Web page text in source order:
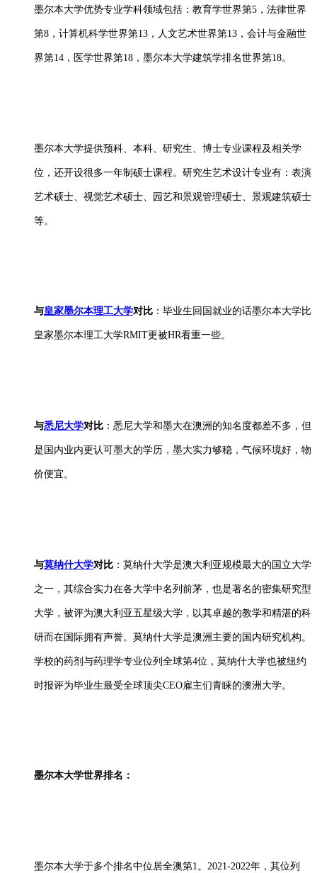
墨尔本大学优势专业学科领域包括：教育学世界第5，法律世界
第8，计算机科学世界第13，人文艺术世界第13，会计与金融世
界第14，医学世界第18，墨尔本大学建筑学排名世界第18。
墨尔本大学提供预科、本科、研究生、博士专业课程及相关学
位，还开设很多一年制硕士课程。研究生艺术设计专业有：表演
艺术硕士、视觉艺术硕士、园艺和景观管理硕士、景观建筑硕士
等。
与皇家墨尔本理工大学对比 ：毕业生回国就业的话墨尔本大学比
皇家墨尔本理工大学RMIT更被HR看重一些。
与悉尼大学对比 ：悉尼大学和墨大在澳洲的知名度都差不多，但
是国内业内更认可墨大的学历，墨大实力够稳，气候环境好，物
价便宜。
与莫纳什大学对比 ：莫纳什大学是澳大利亚规模最大的国立大学
之一，其综合实力在各大学中名列前茅，也是著名的密集研究型
大学，被评为澳大利亚五星级大学，以其卓越的教学和精湛的科
研而在国际拥有声誉。莫纳什大学是澳洲主要的国内研究机构。
学校的药剂与药理学专业位列全球第4位，莫纳什大学也被纽约
时报评为毕业生最受全球顶尖CEO雇主们青睐的澳洲大学。
墨尔本大学世界排名：
墨尔本大学于多个排名中位居全澳第1。2021-2022年，其位列